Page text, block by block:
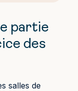
partie
des
salles de